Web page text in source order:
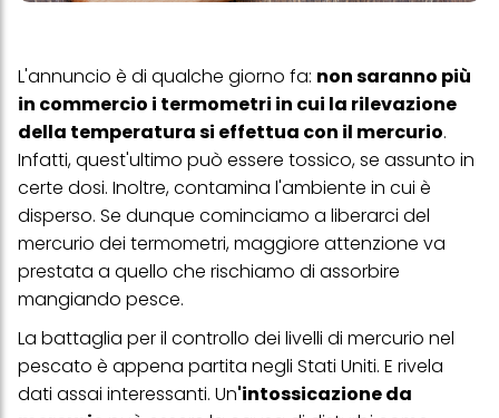
L'annuncio è di qualche giorno fa: non saranno più
in commercio i termometri in cui la rilevazione
della temperatura si effettua con il mercurio.
Infatti, quest'ultimo può essere tossico, se assunto in
certe dosi. Inoltre, contamina l'ambiente in cui è
disperso. Se dunque cominciamo a liberarci del
mercurio dei termometri, maggiore attenzione va
prestata a quello che rischiamo di assorbire
mangiando pesce.
La battaglia per il controllo dei livelli di mercurio nel
pescato è appena partita negli Stati Uniti. E rivela
dati assai interessanti. Un'intossicazione da